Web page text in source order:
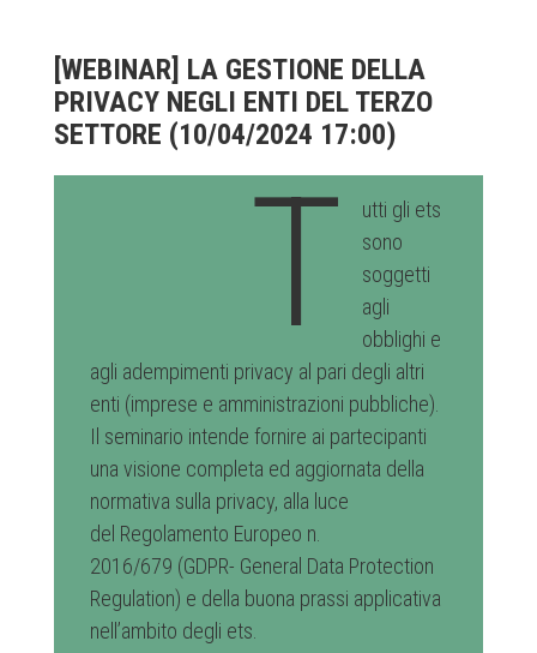
[WEBINAR] LA GESTIONE DELLA
PRIVACY NEGLI ENTI DEL TERZO
SETTORE (10/04/2024 17:00)
T
utti gli ets
sono
soggetti
agli
obblighi e
agli adempimenti privacy al pari degli altri
enti (imprese e amministrazioni pubbliche).
Il seminario intende fornire ai partecipanti
una visione completa ed aggiornata della
normativa sulla privacy, alla luce
del Regolamento Europeo n.
2016/679 (GDPR- General Data Protection
Regulation) e della buona prassi applicativa
nell’ambito degli ets.